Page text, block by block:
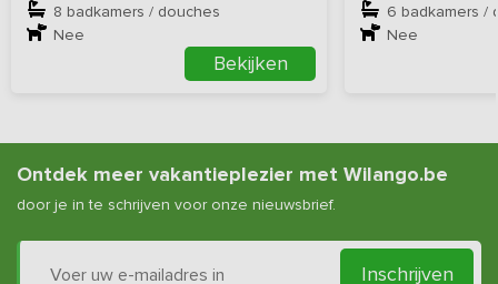
8 badkamers / douches
Nee
Bekijken
6 badkamers /
Nee
Ontdek meer vakantieplezier met Wilango.be
door je in te schrijven voor onze nieuwsbrief.
Inschrijven